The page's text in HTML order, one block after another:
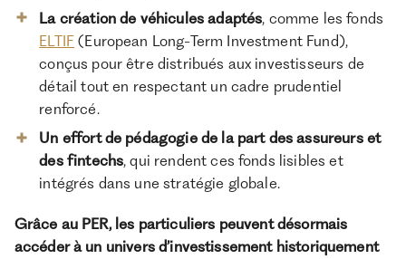
La création de véhicules adaptés, comme les fonds
ELTIF (European Long-Term Investment Fund),
conçus pour être distribués aux investisseurs de
détail tout en respectant un cadre prudentiel
renforcé.
Un effort de pédagogie de la part des assureurs et
des fintechs, qui rendent ces fonds lisibles et
intégrés dans une stratégie globale.
Grâce au PER, les particuliers peuvent désormais
accéder à un univers d’investissement historiquement